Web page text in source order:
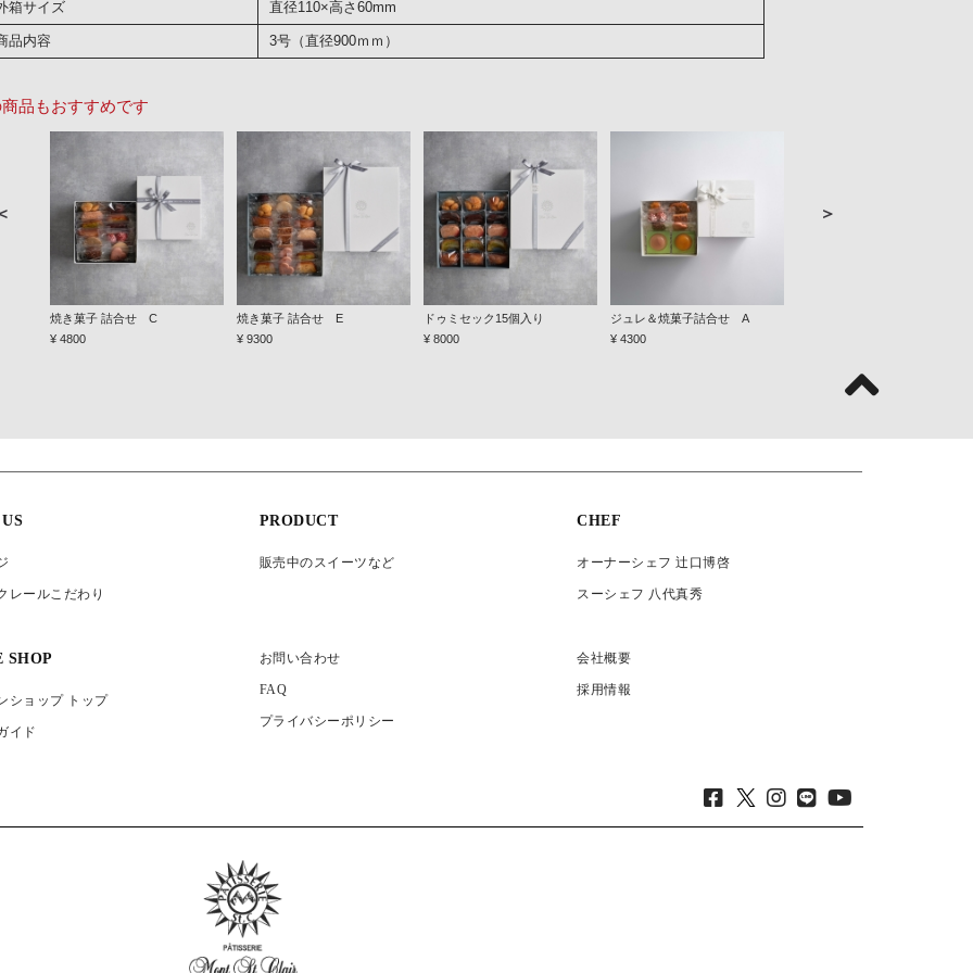
箱サイズ 直径110×高さ60mm
品内容 3号（直径900ｍｍ）
品もおすすめです
焼き菓子 詰合せ C
¥ 4800
焼き菓子 詰合せ E
¥ 9300
ドゥミセック15個入り
¥ 8000
ジュレ＆焼菓子詰合せ A
¥ 4300
＞
レールこだわり
PRODUCT
販売中のスイーツなど
CHEF
オーナーシェフ 辻口博啓
スーシェフ 八代真秀
SHOP
ショップ トップ
イド
お問い合わせ
FAQ
プライバシーポリシー
会社概要
採用情報